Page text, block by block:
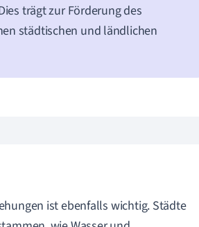
trägt zur Förderung des
städtischen und ländlichen
ist ebenfalls wichtig. Städte